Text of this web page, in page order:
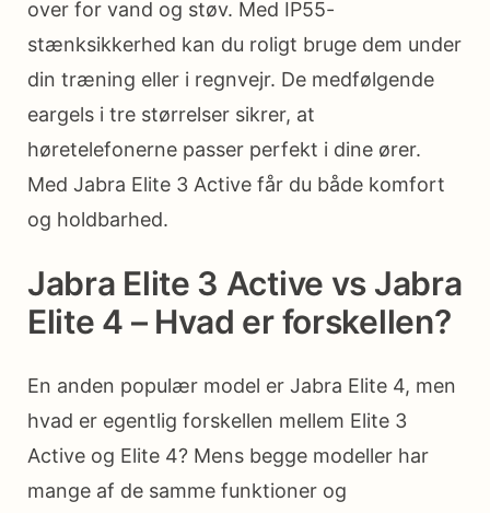
over for vand og støv. Med IP55-
stænksikkerhed kan du roligt bruge dem under
din træning eller i regnvejr. De medfølgende
eargels i tre størrelser sikrer, at
høretelefonerne passer perfekt i dine ører.
Med Jabra Elite 3 Active får du både komfort
og holdbarhed.
Jabra Elite 3 Active vs Jabra
Elite 4 – Hvad er forskellen?
En anden populær model er Jabra Elite 4, men
hvad er egentlig forskellen mellem Elite 3
Active og Elite 4? Mens begge modeller har
mange af de samme funktioner og